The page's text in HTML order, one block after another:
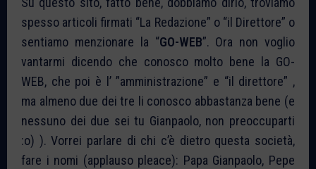
spesso articoli firmati “La Redazione” o “il Direttore” o
sentiamo menzionare la “GO-WEB”. Ora non voglio
vantarmi dicendo che conosco molto bene la GO-
WEB, che poi è l’ ”amministrazione” e “il direttore” ,
ma almeno due dei tre li conosco abbastanza bene (e
nessuno dei due sei tu Gianpaolo, non preoccuparti
:o) ). Vorrei parlare di chi c’è dietro questa società,
fare i nomi (applauso pleace): Papa Gianpaolo, Pepe